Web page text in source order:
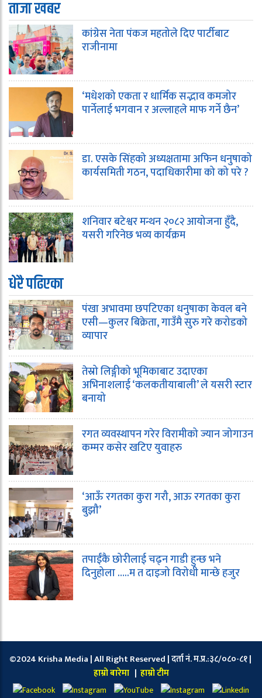
ताजा खबर
कांग्रेस नेता पंकज महतोले दिए पार्टीबाट
राजीनामा
‘मधेशको एकता र धार्मिक सद्भाव कमजोर
पार्नेलाई भगवान र अल्लाहले माफ गर्ने छैन’
डा. एसके सिंहको अध्यक्षतामा अफिन धनुषाको
कार्यसमिती गठन, पदाधिकारीमा को को परे ?
शनिवार बटेश्वर मन्थन २०८२ आयोजना हुँदै,
यसरी गरिनेछ भव्य कार्यक्रम
धेरै पढिएका
पंखा अभावमा छपटिएका धनुषाका केवल बने
एसी—कुलर बिक्रेता, गाउँमै सुरु गरे करोडको
व्यापार
तेस्रो लिङ्गीको भूमिकाबाट उदाएका
अभिनाशलाई ‘कलकतीयाबाली’ ले यसरी स्टार
बनायो
रगत व्यवस्थापन गरेर विरामीको ज्यान जोगाउन
कम्मर कसेर खटिए युवाहरु
‘आऊँ रगतका कुरा गरौ, आऊ रगतका कुरा
बुझौ’
तपाईंकै छोरीलाई चढ्न गाडी हुन्छ भने
दिनुहोला …..म त दाइजो विरोधी मान्छे हजुर
©2024 Krisha Media | All Right Reserved | दर्ता नं. म.प्र.:३८/०८०-८१ |
हाम्रो बारेमा | हाम्रो टीम